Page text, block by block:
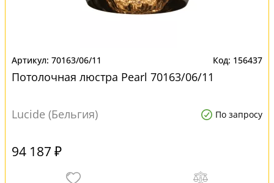
70163/06/11 156437
Потолочная люстра Pearl 70163/06/11
Lucide (Бельгия) По запросу
94 187 ₽